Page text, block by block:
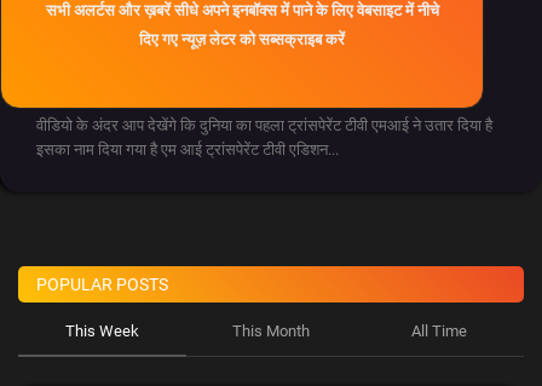
AKTU Question Paper
Solar System
Unboxing Reviews
Automobile
दुनिया का पहला ट्रांसपेरेंट टीवी MI lux transparent
वीडियो के अंदर आप देखेंगे कि दुनिया का पहला ट्रांसपेरेंट टीवी एमआई ने उतार दिया है
इसका नाम दिया गया है एम आई ट्रांसपेरेंट टीवी एडिशन...
POPULAR POSTS
This Week This Month All Time
सभी अलर्टस और ख़बरें सीधे अपने इनबॉक्स में पाने के लिए वेबसाइट में नीचे
दिए गए न्यूज़ लेटर को सब्सक्राइब करें